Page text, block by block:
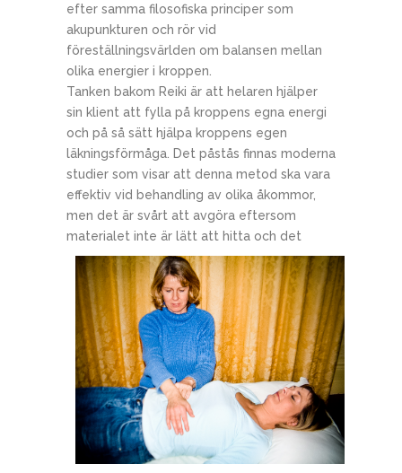
efter samma filosofiska principer som
akupunkturen och rör vid
föreställningsvärlden om balansen mellan
olika energier i kroppen.
Tanken bakom Reiki är att helaren hjälper
sin klient att fylla på kroppens egna energi
och på så sätt hjälpa kroppens egen
läkningsförmåga. Det påstås finnas moderna
studier som visar att denna metod ska vara
effektiv vid behandling av olika åkommor,
men det är svårt att avgöra eftersom
materialet inte är lätt att hitta och det